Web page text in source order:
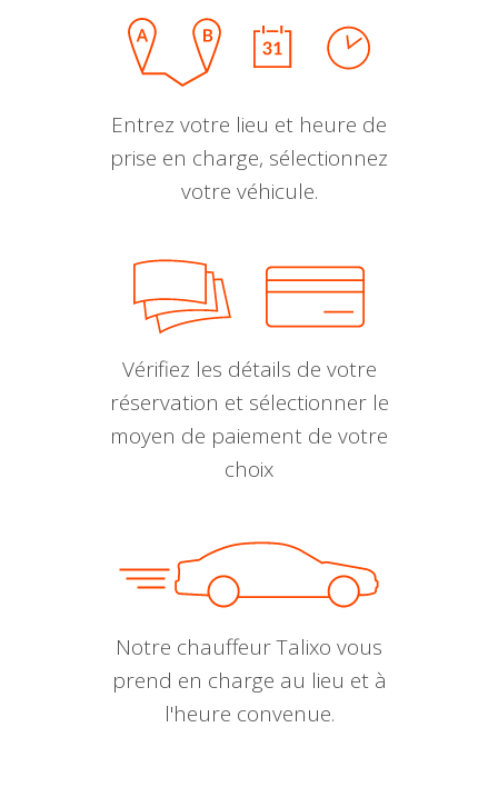
Entrez votre lieu et heure de
prise en charge, sélectionnez
votre véhicule.
Vérifiez les détails de votre
réservation et sélectionner le
moyen de paiement de votre
choix
Notre chauffeur Talixo vous
prend en charge au lieu et à
l'heure convenue.